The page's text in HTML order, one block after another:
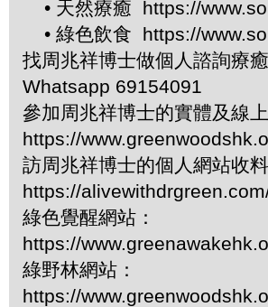
• 天然療癒 https://
• 綠色飲食 https://
找周兆祥博士做個人諮詢療癒
Whatsapp 69154091
參加周兆祥博士的實體及線上
https://
訪周兆祥博士的個人網站收料
https://
綠色覺醒網站：
https://
綠野林網站：
https://